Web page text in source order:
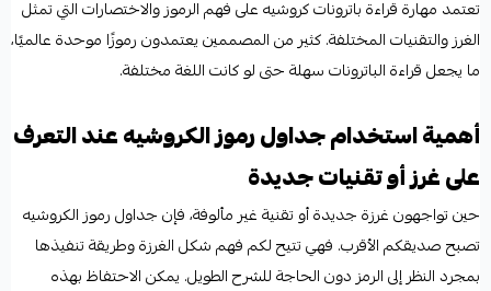
تعتمد مهارة قراءة باترونات كروشيه على فهم الرموز والاختصارات التي تمثل
الغرز والتقنيات المختلفة. كثير من المصممين يعتمدون رموزًا موحدة عالميًا،
ما يجعل قراءة الباترونات سهلة حتى لو كانت اللغة مختلفة.
أهمية استخدام جداول رموز الكروشيه عند التعرف
على غرز أو تقنيات جديدة
حين تواجهون غرزة جديدة أو تقنية غير مألوفة، فإن جداول رموز الكروشيه
تصبح صديقكم الأقرب. فهي تتيح لكم فهم شكل الغرزة وطريقة تنفيذها
بمجرد النظر إلى الرمز دون الحاجة للشرح الطويل. يمكن الاحتفاظ بهذه